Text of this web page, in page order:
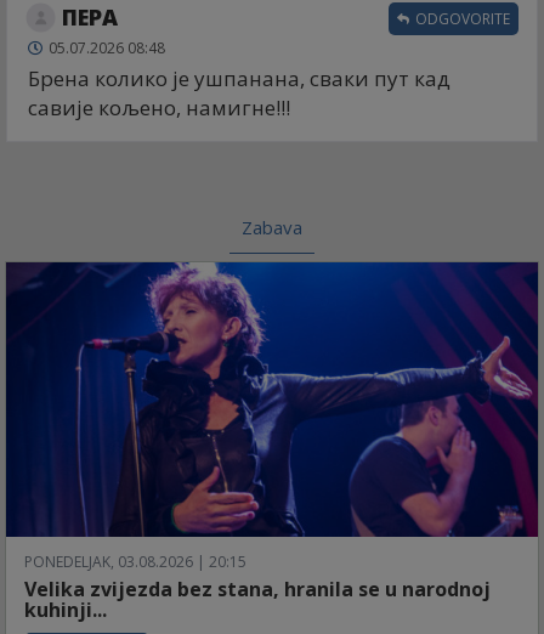
ПЕРА
05.07.2026 08:48
Брена колико је ушпанана, сваки пут кад
савије кољено, намигне!!!
ODGOVORITE
Zabava
PONEDELJAK, 03.08.2026 | 20:15
Velika zvijezda bez stana, hranila se u narodnoj
kuhinji...